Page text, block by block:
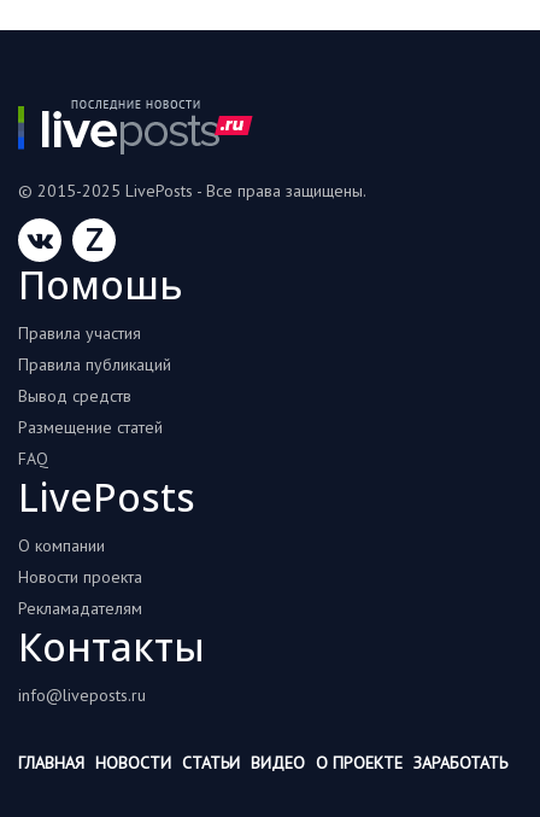
© 2015-2025 LivePosts - Все права защищены.
Z
Помошь
Правила участия
Правила публикаций
Вывод средств
Размещение статей
FAQ
LivePosts
О компании
Новости проекта
Рекламадателям
Контакты
info@liveposts.ru
ГЛАВНАЯ НОВОСТИ СТАТЬИ ВИДЕО О ПРОЕКТЕ ЗАРАБОТАТЬ